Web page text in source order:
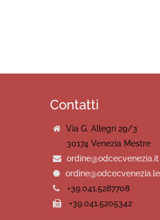
Contatti
Via G. Allegri 29/3
30174 Venezia Mestre
ordine@odcecvenezia.it
+39.041.5287708
+39.041.5205342